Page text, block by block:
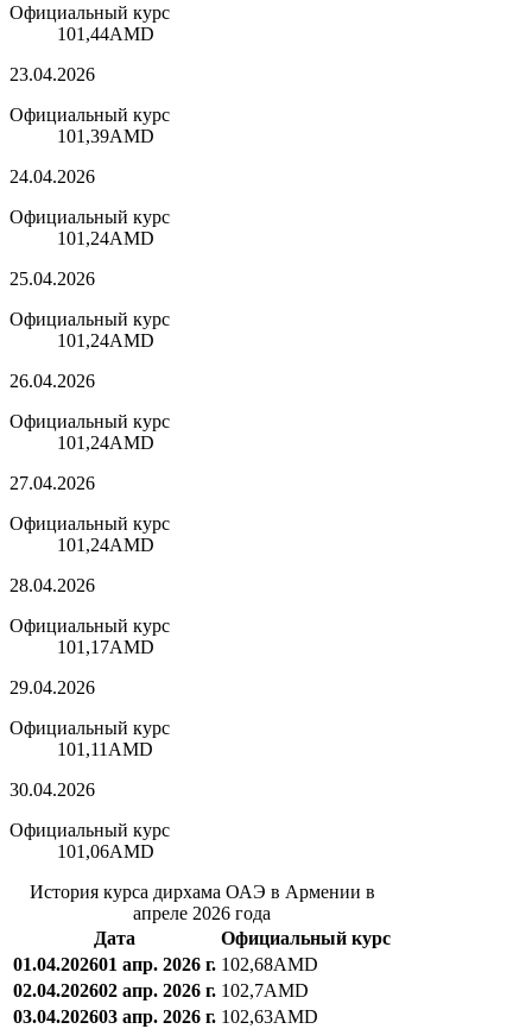
Официальный курс
101,44AMD
23.04.2026
Официальный курс
101,39AMD
24.04.2026
Официальный курс
101,24AMD
25.04.2026
Официальный курс
101,24AMD
26.04.2026
Официальный курс
101,24AMD
27.04.2026
Официальный курс
101,24AMD
28.04.2026
Официальный курс
101,17AMD
29.04.2026
Официальный курс
101,11 AMD
30.04.2026
Официальный курс
101,06AMD
История курса дирхама ОАЭ в Армении в
апреле 2026 года
Дата
Официальный курс
01.04.202601 апр. 2026 г. 102,68AMD
02.04.202602 апр. 2026 г. 102,7AMD
03.04.202603 апр. 2026 г. 102,63AMD